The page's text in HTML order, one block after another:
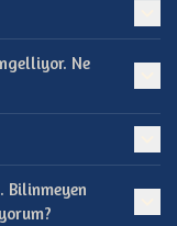
Ne
Bilinmeyen